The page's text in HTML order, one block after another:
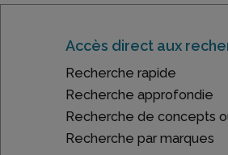
Accès direct aux
Recherche rapide
Recherche approfondie
Recherche de concepts
Recherche par marques